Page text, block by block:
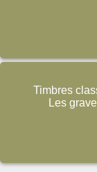
Timbres
Les